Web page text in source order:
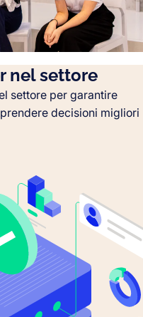
nel settore
settore per garantire
decisioni migliori